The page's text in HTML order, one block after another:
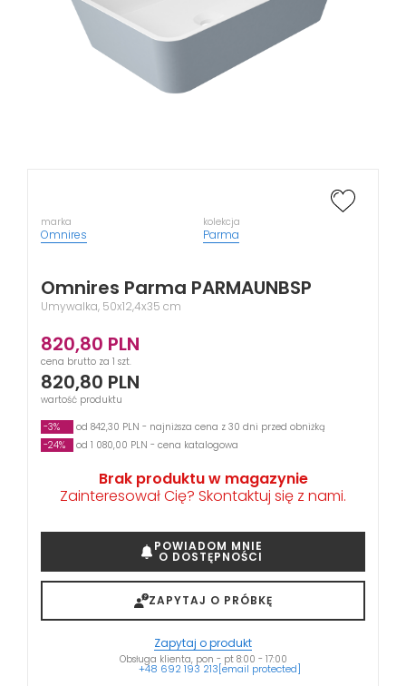
marka
Omnires
kolekcja
Parma
Omnires Parma PARMAUNBSP
Umywalka, 50x12,4x35 cm
820,80 PLN
cena brutto za 1 szt.
820,80 PLN
wartość produktu
-3%
od 842,30 PLN - najniższa cena z 30 dni przed obniżką
-24%
od 1 080,00 PLN - cena katalogowa
Brak produktu w magazynie
Zainteresował Cię? Skontaktuj się z nami.
POWIADOM MNIE
O DOSTĘPNOŚCI
ZAPYTAJ O PRÓBKĘ
Zapytaj o produkt
Obsługa klienta, pon - pt 8:00 - 17:00
+48 692 193 213[email protected]